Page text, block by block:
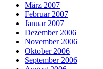
März 2007
Februar 2007
Januar 2007
Dezember 2006
November 2006
Oktober 2006
September 2006